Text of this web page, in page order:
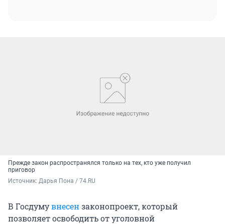
Прежде закон распространялся только на тех, кто уже получил
приговор
Источник: Дарья Пона / 74.RU
В Госдумувнесензаконопроект, который
позволяет освободить от уголовной